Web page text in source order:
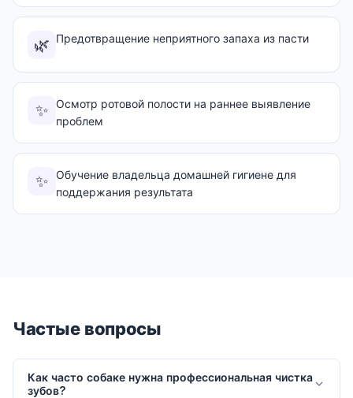
🌿 Предотвращение неприятного запаха из пасти
✨ Осмотр ротовой полости на раннее выявление
проблем
✨ Обучение владельца домашней гигиене для
поддержания результата
Частые вопросы
Как часто собаке нужна профессиональная чистка
зубов?